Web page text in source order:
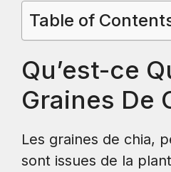
Table of
Qu’est-ce
Graines De
Les graines de chia,
sont issues de la